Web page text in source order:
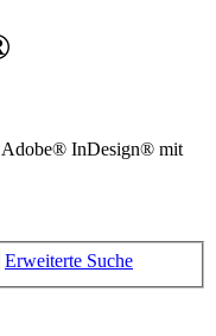
Adobe® InDesign® mit
Erweiterte Suche